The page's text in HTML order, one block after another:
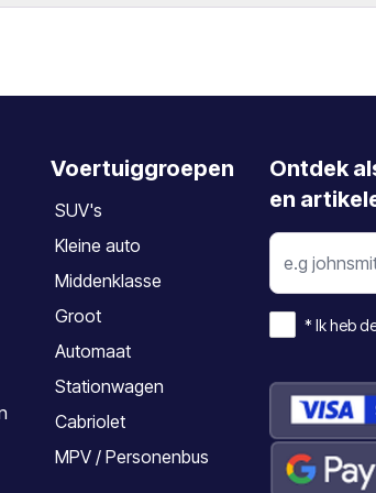
van tevorente laten weten als u uw
Voertuiggroepen
SUV's
Kleine auto
Middenklasse
Groot
Automaat
Stationwagen
Cabriolet
MPV / Personenbus
Ontdek
en
* Ik heb